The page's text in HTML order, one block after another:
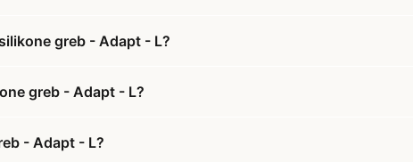
greb - Adapt - L?
greb - Adapt - L?
- Adapt - L?